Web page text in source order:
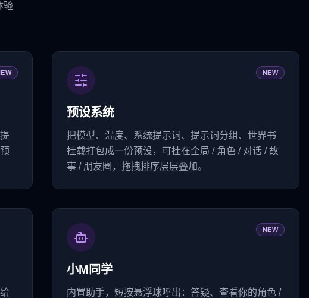
验
NEW
预设系统
把模型、温度、系统提示词、提示词分组、世界书
挂载打包成一份预设，可挂在全局 / 角色 / 对话 / 故
事 / 朋友圈，拖拽排序层层叠加。
NEW
小M同学
内置助手，短按悬浮球呼出：答疑、查看你的角色 /